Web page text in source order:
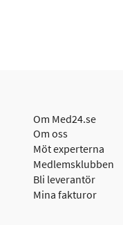
Om Med24.se
Om oss
Möt experterna
Medlemsklubben
Bli leverantör
Mina fakturor